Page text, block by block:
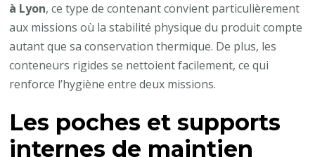
à Lyon, ce type de contenant convient particulièrement
aux missions où la stabilité physique du produit compte
autant que sa conservation thermique. De plus, les
conteneurs rigides se nettoient facilement, ce qui
renforce l’hygiène entre deux missions.
Les poches et supports
internes de maintien